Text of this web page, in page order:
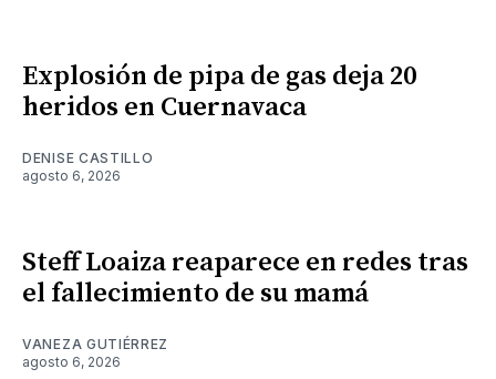
Explosión de pipa de gas deja 20
heridos en Cuernavaca
DENISE CASTILLO
agosto 6, 2026
Steff Loaiza reaparece en redes tras
el fallecimiento de su mamá
VANEZA GUTIÉRREZ
agosto 6, 2026